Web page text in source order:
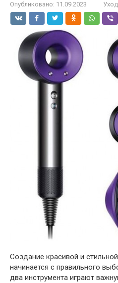
Опубликовано: 11.09.2023 Уход
Создание красивой и
начинается с правильного
два инструмента играют